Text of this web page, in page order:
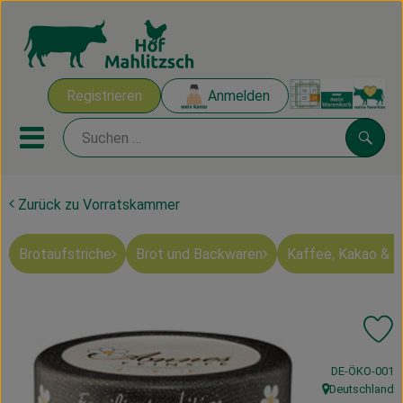
Registrieren Anmelden
Mobiles Menu öffnen oder
Ökokisten
Mahlitzscher Produkte
Ökokisten
Obst & Gemüse
Zurück zu Vorratskammer
Brotaufstriche Brot und Backwaren Kaffee, Kakao &
,DE-ÖKO-001
, Herkunft:
Deutschland